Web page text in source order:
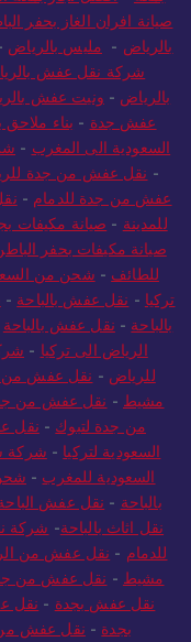
صيانة افران الغاز بحفر
بالرياض - مليس بالرياض
شركة نقل عفش
بالرياض - ونيت عفش
عفش جدة - بناء ملاحق
السعودية الى المغرب -
- نقل عفش من جدة
عفش من جدة للدمام -
للمدينة - صيانة مكيفات
صيانة مكيفات بحفر
للطائف - شحن من
تركيا - نقل عفش بالباحة -
بالباحة - نقل عفش بالباحة
الرياض الى تركيا -
للرياض - نقل عفش من
مشيط - نقل عفش من
من جدة لتبوك - نقل
السعودية لتركيا - شركة
السعودية للمغرب -
بالباحة - نقل عفش
نقل اثاث بالباحة- شركة
للدمام - نقل عفش من
مشيط - نقل عفش من
نقل عفش بجدة - نقل
بجدة - نقل عفش من